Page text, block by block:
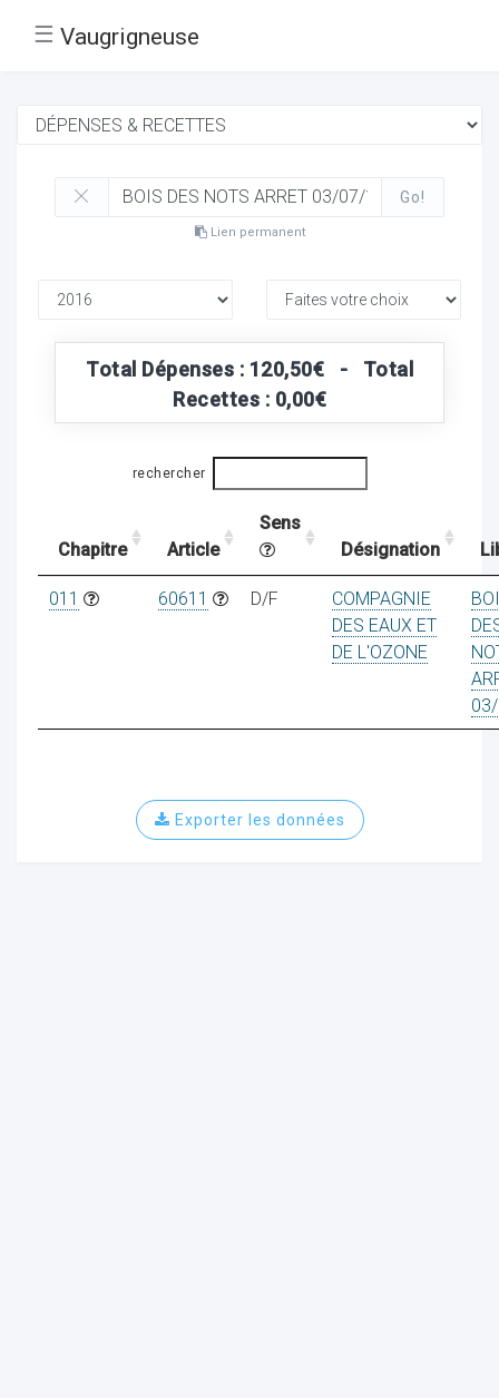
☰ Vaugrigneuse
Go!
Lien permanent
Total Dépenses : 120,50€ - Total
Recettes : 0,00€
rechercher
Chapitre Article
Sens
Désignation
011 60611 D/F
COMPAGNIE
DES EAUX ET
DE L'OZONE
Exporter les données